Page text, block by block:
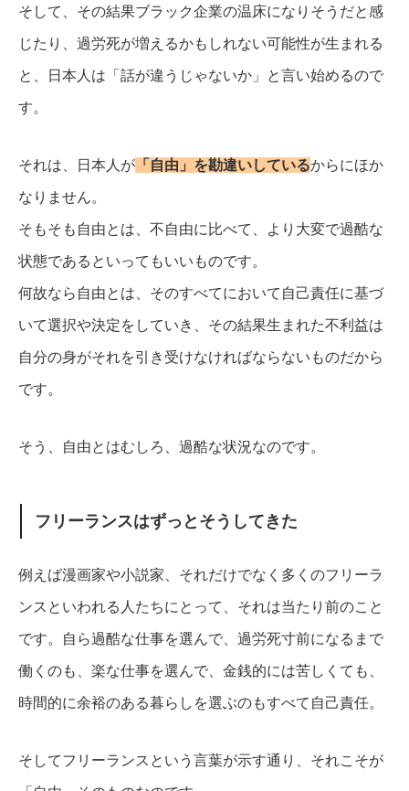
そして、その結果ブラック企業の温床になりそうだと感
じたり、過労死が増えるかもしれない可能性が生まれる
と、日本人は「話が違うじゃないか」と言い始めるので
す。
それは、日本人が 「自由」を勘違いしているからにほか
なりません。
そもそも自由とは、不自由に比べて、より大変で過酷な
状態であるといってもいいものです。
何故なら自由とは、そのすべてにおいて自己責任に基づ
いて選択や決定をしていき、その結果生まれた不利益は
自分の身がそれを引き受けなければならないものだから
です。
そう、自由とはむしろ、過酷な状況なのです。
フリーランスはずっとそうしてきた
例えば漫画家や小説家、それだけでなく多くのフリーラ
ンスといわれる人たちにとって、それは当たり前のこと
です。 自ら過酷な仕事を選んで、過労死寸前になるまで
働くのも、楽な仕事を選んで、金銭的には苦しくても、
時間的に余裕のある暮らしを選ぶのもすべて自己責任。
そしてフリーランスという言葉が示す通り、それこそが